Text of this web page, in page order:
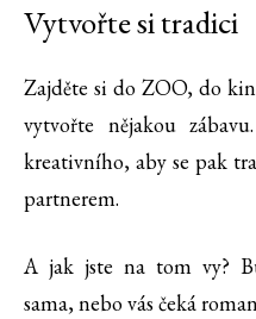
Vytvořte si tradici
Zajděte si do ZOO, do
vytvořte nějakou
kreativního, aby se pak
partnerem.
A jak jste na tom vy?
sama, nebo vás čeká